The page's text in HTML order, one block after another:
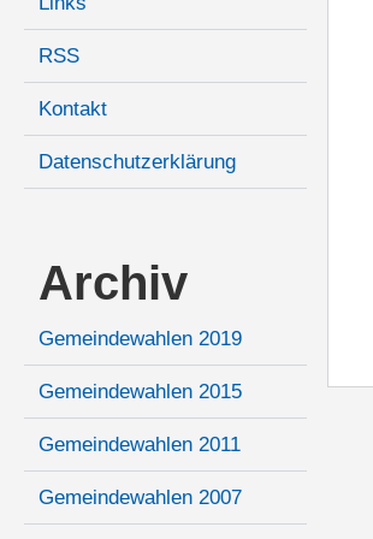
RSS
Kontakt
Datenschutzerklärung
Archiv
Gemeindewahlen 2019
Gemeindewahlen 2015
Gemeindewahlen 2011
Gemeindewahlen 2007